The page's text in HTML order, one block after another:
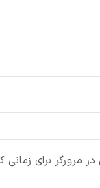
مرورگر برای